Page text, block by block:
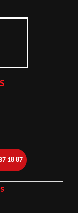
18 87